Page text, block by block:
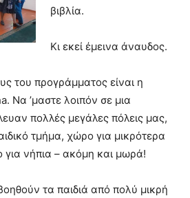
βιβλία.
Κι εκεί έμεινα άναυδος.
του προγράμματος είναι η
Να ’μαστε λοιπόν σε μια
πολλές μεγάλες πόλεις μας,
τμήμα, χώρο για μικρότερα
για νήπια – ακόμη και μωρά!
τα παιδιά από πολύ μικρή